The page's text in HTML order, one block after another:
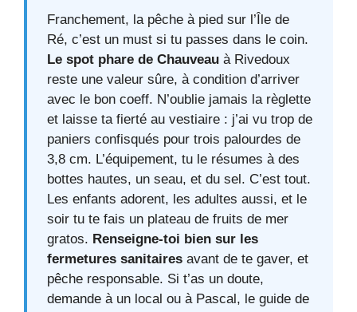
Franchement, la pêche à pied sur l’Île de
Ré, c’est un must si tu passes dans le coin.
Le spot phare de Chauveau à Rivedoux
reste une valeur sûre, à condition d’arriver
avec le bon coeff. N’oublie jamais la règlette
et laisse ta fierté au vestiaire : j’ai vu trop de
paniers confisqués pour trois palourdes de
3,8 cm. L’équipement, tu le résumes à des
bottes hautes, un seau, et du sel. C’est tout.
Les enfants adorent, les adultes aussi, et le
soir tu te fais un plateau de fruits de mer
gratos. Renseigne-toi bien sur les
fermetures sanitaires avant de te gaver, et
pêche responsable. Si t’as un doute,
demande à un local ou à Pascal, le guide de